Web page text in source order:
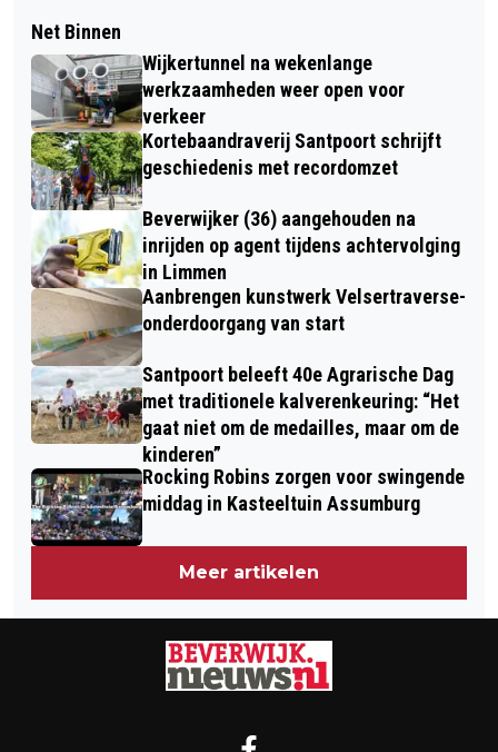
Net Binnen
Wijkertunnel na wekenlange
werkzaamheden weer open voor
verkeer
Kortebaandraverij Santpoort schrijft
geschiedenis met recordomzet
Beverwijker (36) aangehouden na
inrijden op agent tijdens achtervolging
in Limmen
Aanbrengen kunstwerk Velsertraverse-
onderdoorgang van start
Santpoort beleeft 40e Agrarische Dag
met traditionele kalverenkeuring: “Het
gaat niet om de medailles, maar om de
kinderen”
Rocking Robins zorgen voor swingende
middag in Kasteeltuin Assumburg
Meer artikelen